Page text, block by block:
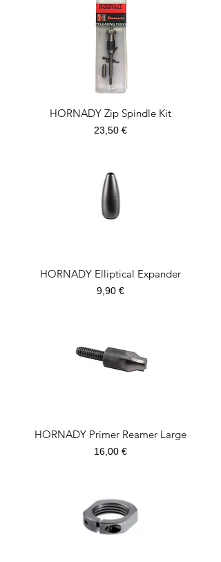
HORNADY Zip Spindle Kit
Prezzo
23,50 €
HORNADY Elliptical Expander
Prezzo
9,90 €
HORNADY Primer Reamer Large
Prezzo
16,00 €